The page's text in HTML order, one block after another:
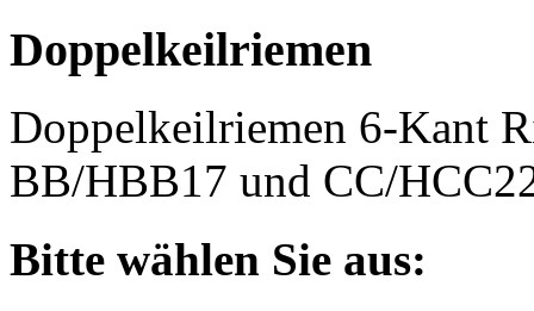
Doppelkeilriemen
Doppelkeilriemen 6-Kant
BB/HBB17 und CC/
Bitte wählen Sie aus: